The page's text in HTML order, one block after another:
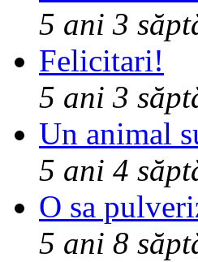
5 ani 3
Felicitari!
5 ani 3
Un animal
5 ani 4
O sa
5 ani 8